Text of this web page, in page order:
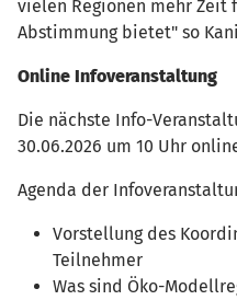
vielen Regionen mehr Zeit
Abstimmung bietet" so
Online Infoveranstaltung
Die nächste Info-
30.06.2026 um 10 Uhr
Agenda der
Vorstellung des
Teilnehmer
Was sind Öko-